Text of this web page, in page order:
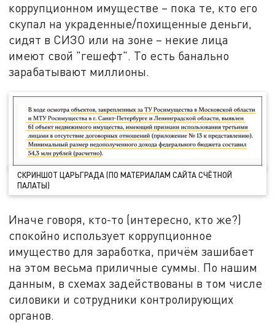
коррупционном имуществе – пока те, кто его
скупал на украденные/похищенные деньги,
сидят в СИЗО или на зоне – некие лица
имеют свой "гешефт". То есть банально
зарабатывают миллионы.
СКРИНШОТ ЦАРЬГРАДА (ПО МАТЕРИАЛАМ САЙТА СЧЁТНОЙ
ПАЛАТЫ)
Иначе говоря, кто-то (интересно, кто же?)
спокойно использует коррупционное
имущество для заработка, причём зашибает
на этом весьма приличные суммы. По нашим
данным, в схемах задействованы в том числе
силовики и сотрудники контролирующих
органов.